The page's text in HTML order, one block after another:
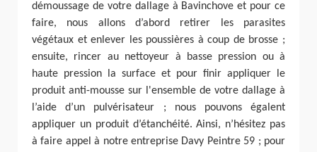
démoussage de votre dallage à Bavinchove et pour ce
faire, nous allons d’abord retirer les parasites
végétaux et enlever les poussières à coup de brosse ;
ensuite, rincer au nettoyeur à basse pression ou à
haute pression la surface et pour finir appliquer le
produit anti-mousse sur l'ensemble de votre dallage à
l’aide d’un pulvérisateur ; nous pouvons égalent
appliquer un produit d’étanchéité. Ainsi, n’hésitez pas
à faire appel à notre entreprise Davy Peintre 59 ; pour